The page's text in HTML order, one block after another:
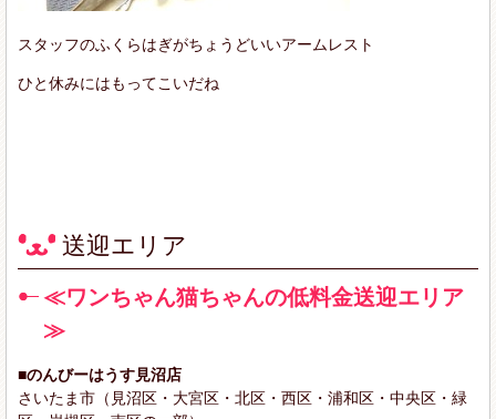
スタッフのふくらはぎがちょうどいいアームレスト
ひと休みにはもってこいだね
送迎エリア
≪ワンちゃん猫ちゃんの低料金送迎エリア
≫
■のんびーはうす見沼店
さいたま市（見沼区・大宮区・北区・西区・浦和区・中央区・緑